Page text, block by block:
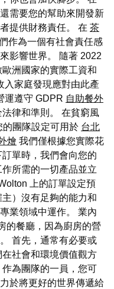
需要您的幫助來開發新
提供財務責任。 在 茶
作為一個有社會責任感
影響世界。 隨著 2022
洲國家的實際工資和
入家庭發現應對由此產
運遵守 GDPR 自助餐外
律和準則。 在貧窮風
的團隊設定可用於 台北
燴 我們僅根據您實際花
單時，我們會向您的
所需的一切產品並立
上的訂單設定預
）沒有足夠的能力和
業領域中運作。 業內
的餐廳，因為廚房的營
首先，通常有必要或
社會和環境價值觀方
為團隊的一員，您可
於將更好的世界傳遞給